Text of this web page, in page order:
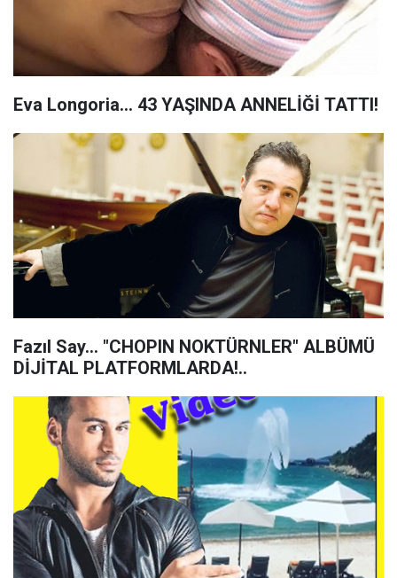
Eva Longoria... 43 YAŞINDA ANNELİĞİ TATTI!
Fazıl Say... "CHOPIN NOKTÜRNLER" ALBÜMÜ
DİJİTAL PLATFORMLARDA!..